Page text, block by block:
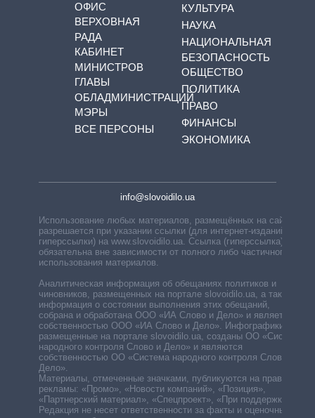
ОФИС
ВЕРХОВНАЯ
РАДА
КАБИНЕТ
МИНИСТРОВ
ГЛАВЫ
ОБЛАДМИНИСТРАЦИЙ
МЭРЫ
ВСЕ ПЕРСОНЫ
КУЛЬТУРА
НАУКА
НАЦИОНАЛЬНАЯ
БЕЗОПАСНОСТЬ
ОБЩЕСТВО
ПОЛИТИКА
ПРАВО
ФИНАНСЫ
ЭКОНОМИКА
info@slovoidilo.ua
Использование любых материалов, размещённых на сайте,
разрешается при указании ссылки (для интернет-изданий —
гиперссылки) на www.slovoidilo.ua. Ссылка (гиперссылка)
обязательна вне зависимости от полного либо частичного
использования материалов.
Аналитическая информация об обещаниях политиков и
чиновников, размещенных на портале slovoidilo.ua, а также
информация о состоянии выполнения этих обещаний,
собрана и обработана ООО «ИА Слово и Дело» и является
собственностью ООО «ИА Слово и Дело». Инфографики,
размещенные на портале slovoidilo.ua, созданы ОО «Система
народного контроля Слово и Дело» и являются
собственностью ОО «Система народного контроля Слово и
Дело».
Материалы, отмеченные значками, публикуются на правах
рекламы: «Промо», «Новости компаний», «Позиция»,
«Партнерский материал», «Спецпроект», «При поддержке».
Редакция не несет ответственности за факты и оценочные